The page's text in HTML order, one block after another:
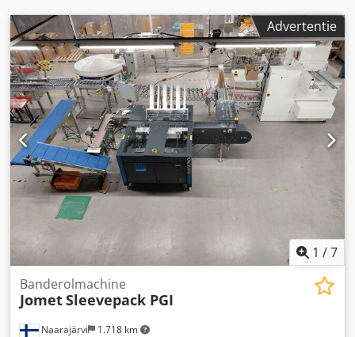
Advertentie
1 /7
Naarajärvi 1.718 km
Banderolmachine
JometSleevepack PGI